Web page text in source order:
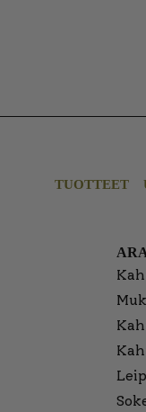
TUOTTEET